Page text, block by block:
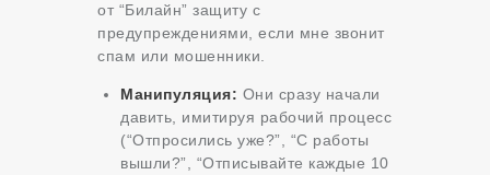
от “Билайн” защиту с
предупреждениями, если мне звонит
спам или мошенники.
Манипуляция: Они сразу начали
давить, имитируя рабочий процесс
(“Отпросились уже?”, “С работы
вышли?”, “Отписывайте каждые 10